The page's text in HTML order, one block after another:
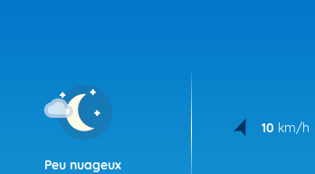
Peu nuageux
10 km/h